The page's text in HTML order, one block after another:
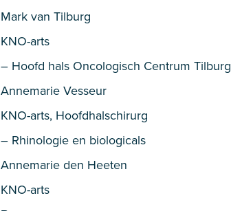
Mark van Tilburg
KNO-arts
– Hoofd hals Oncologisch Centrum Tilburg
Annemarie Vesseur
KNO-arts, Hoofdhalschirurg
– Rhinologie en biologicals
Annemarie den Heeten
KNO-arts